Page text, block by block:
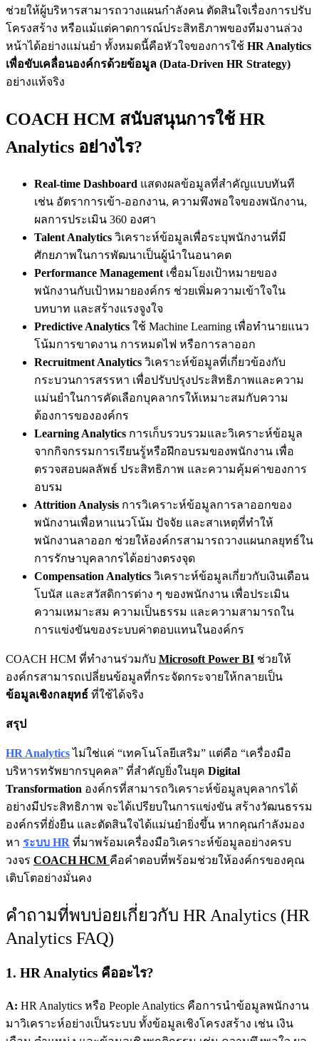
ช่วยให้ผู้บริหารสามารถวางแผนกำลังคน ตัดสินใจเรื่องการปรับ
โครงสร้าง หรือแม้แต่คาดการณ์ประสิทธิภาพของทีมงานล่วง
หน้าได้อย่างแม่นยำ ทั้งหมดนี้คือหัวใจของการใช้ HR Analytics
เพื่อขับเคลื่อนองค์กรด้วยข้อมูล (Data-Driven HR Strategy)
อย่างแท้จริง
COACH HCM สนับสนุนการใช้ HR
Analytics อย่างไร?
Real-time Dashboard แสดงผลข้อมูลที่สำคัญแบบทันที
เช่น อัตราการเข้า-ออกงาน, ความพึงพอใจของพนักงาน,
ผลการประเมิน 360 องศา
Talent Analytics วิเคราะห์ข้อมูลเพื่อระบุพนักงานที่มี
ศักยภาพในการพัฒนาเป็นผู้นำในอนาคต
Performance Management เชื่อมโยงเป้าหมายของ
พนักงานกับเป้าหมายองค์กร ช่วยเพิ่มความเข้าใจใน
บทบาท และสร้างแรงจูงใจ
Predictive Analytics ใช้ Machine Learning เพื่อทำนายแนว
โน้มการขาดงาน การหมดไฟ หรือการลาออก
Recruitment Analytics วิเคราะห์ข้อมูลที่เกี่ยวข้องกับ
กระบวนการสรรหา เพื่อปรับปรุงประสิทธิภาพและความ
แม่นยำในการคัดเลือกบุคลากรให้เหมาะสมกับความ
ต้องการขององค์กร
Learning Analytics การเก็บรวบรวมและวิเคราะห์ข้อมูล
จากกิจกรรมการเรียนรู้หรือฝึกอบรมของพนักงาน เพื่อ
ตรวจสอบผลลัพธ์ ประสิทธิภาพ และความคุ้มค่าของการ
อบรม
Attrition Analysis การวิเคราะห์ข้อมูลการลาออกของ
พนักงานเพื่อหาแนวโน้ม ปัจจัย และสาเหตุที่ทำให้
พนักงานลาออก ช่วยให้องค์กรสามารถวางแผนกลยุทธ์ใน
การรักษาบุคลากรได้อย่างตรงจุด
Compensation Analytics วิเคราะห์ข้อมูลเกี่ยวกับเงินเดือน
โบนัส และสวัสดิการต่าง ๆ ของพนักงาน เพื่อประเมิน
ความเหมาะสม ความเป็นธรรม และความสามารถใน
การแข่งขันของระบบค่าตอบแทนในองค์กร
COACH HCM ที่ทำงานร่วมกับ Microsoft Power BI ช่วยให้
องค์กรสามารถเปลี่ยนข้อมูลที่กระจัดกระจายให้กลายเป็น
ข้อมูลเชิงกลยุทธ์ ที่ใช้ได้จริง
สรุป
HR Analyticsไม่ใช่แค่ “เทคโนโลยีเสริม” แต่คือ “เครื่องมือ
บริหารทรัพยากรบุคคล” ที่สำคัญยิ่งในยุค Digital
Transformation องค์กรที่สามารถวิเคราะห์ข้อมูลบุคลากรได้
อย่างมีประสิทธิภาพ จะได้เปรียบในการแข่งขัน สร้างวัฒนธรรม
องค์กรที่ยั่งยืน และตัดสินใจได้แม่นยำยิ่งขึ้น หากคุณกำลังมอง
หา ระบบ HR ที่มาพร้อมเครื่องมือวิเคราะห์ข้อมูลอย่างครบ
วงจร COACH HCM คือคำตอบที่พร้อมช่วยให้องค์กรของคุณ
เติบโตอย่างมั่นคง
คำถามที่พบบ่อยเกี่ยวกับ HR Analytics (HR
Analytics FAQ)
1. HR Analytics คืออะไร?
A: HR Analytics หรือ People Analytics คือการนำข้อมูลพนักงาน
มาวิเคราะห์อย่างเป็นระบบ ทั้งข้อมูลเชิงโครงสร้าง เช่น เงิน